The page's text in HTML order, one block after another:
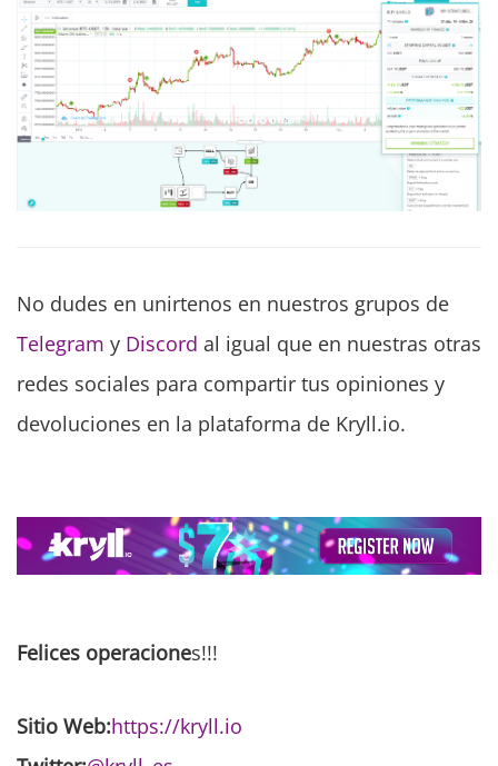
No dudes en unirtenos en nuestros grupos de
Telegram y Discord al igual que en nuestras otras
redes sociales para compartir tus opiniones y
devoluciones en la plataforma de Kryll.io.
Felices operaciones!!!
Sitio Web:https://kryll.io